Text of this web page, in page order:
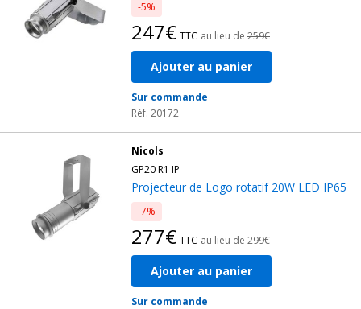
-5%
247€ TTC au lieu de 259€
Ajouter au panier
Sur commande
Réf. 20172
Nicols
GP20 R1 IP
Projecteur de Logo rotatif 20W LED IP65
-7%
277€ TTC au lieu de 299€
Ajouter au panier
Sur commande